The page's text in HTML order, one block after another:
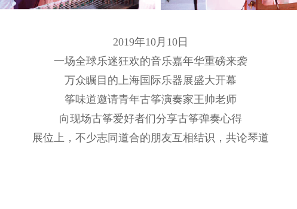
2019年10月10日
一场全球乐迷狂欢的音乐嘉年华重磅来袭
万众瞩目的上海国际乐器展盛大开幕
筝味道邀请青年古筝演奏家王帅老师
向现场古筝爱好者们分享古筝弹奏心得
展位上，不少志同道合的朋友互相结识，共论琴道